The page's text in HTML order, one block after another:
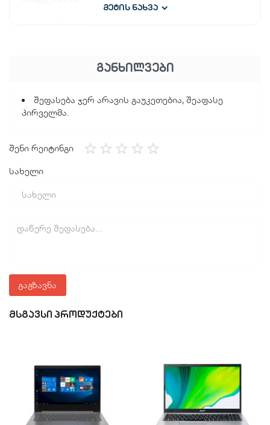
სამუშაო ტემპერატურა:
სიმძლავრე
ენერგიის მოხმარება (მაქს.):
25W
დიაგონალი:
24"
1920 x 1080
ეკრანის/პანელის ტიპი:
IPS
მეტის ნახვა
ᲒᲐᲜᲮᲘᲚᲕᲔᲑᲘ
შეფასება ჯერ არავის გაუკეთებია, შეაფასე
პირველმა.
შენი რეიტინგი
სახელი
გაგზავნა
ᲛᲡᲒᲐᲕᲡᲘ ᲞᲠᲝᲓᲣᲥᲢᲔᲑᲘ